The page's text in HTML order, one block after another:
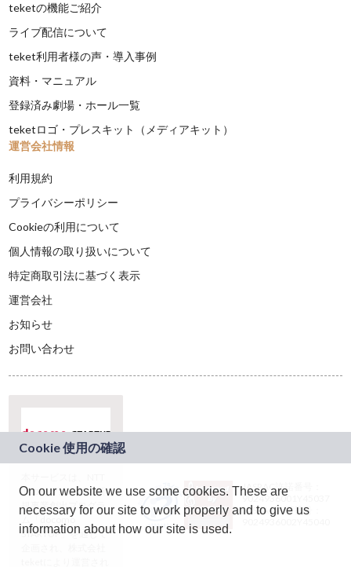
teketの機能ご紹介
ライブ配信について
teket利用者様の声・導入事例
資料・マニュアル
登録済み劇場・ホール一覧
teketロゴ・プレスキット（メディアキット）
運営会社情報
利用規約
プライバシーポリシー
Cookieの利用について
個人情報の取り扱いについて
特定商取引法に基づく表示
運営会社
お知らせ
お問い合わせ
ドコモグループの新
規事業創出プログラ
ム「docomo
STARTUP」を通じて
JASRAC許諾番号：
9024936001Y45037
JASRAC許諾番号：
On our website we use some cookies. These are
necessary for our site to work properly and to give us
information about how our site is used.